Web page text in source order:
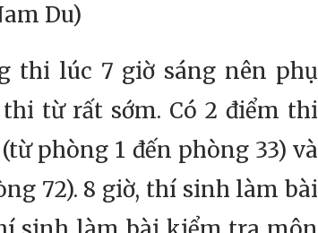
Du)
thi lúc 7 giờ sáng nên phụ
từ rất sớm. Có 2 điểm thi
phòng 1 đến phòng 33) và
72). 8 giờ, thí sinh làm bài